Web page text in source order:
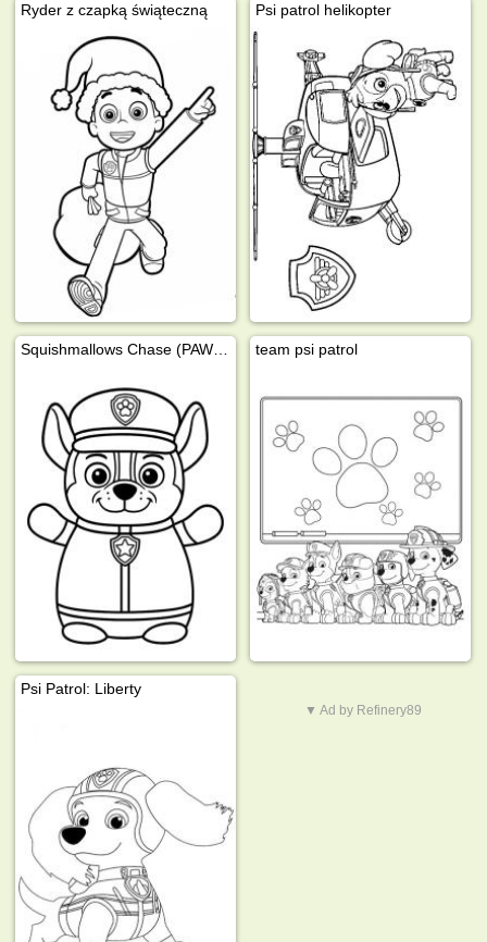
Ryder z czapką świąteczną Psi patrol helikopter
team psi patrol
Psi Patrol: Liberty
▼ Ad by Refinery89